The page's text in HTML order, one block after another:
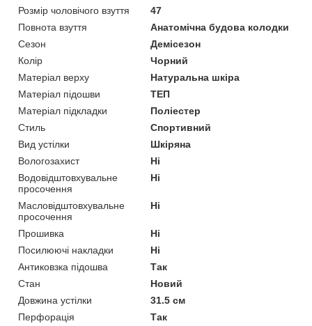
Розмір чоловічого взуття
47
Повнота взуття
Анатомічна будова колодки
Сезон
Демісезон
Колір
Чорний
Матеріал верху
Натуральна шкіра
Матеріал підошви
ТЕП
Матеріал підкладки
Поліестер
Стиль
Спортивний
Вид устілки
Шкіряна
Вологозахист
Ні
Водовідштовхувальне
просочення
Ні
Масловідштовхувальне
просочення
Ні
Прошивка
Ні
Посилюючі накладки
Ні
Антиковзка підошва
Так
Стан
Новий
Довжина устілки
31.5 см
Перфорація
Так